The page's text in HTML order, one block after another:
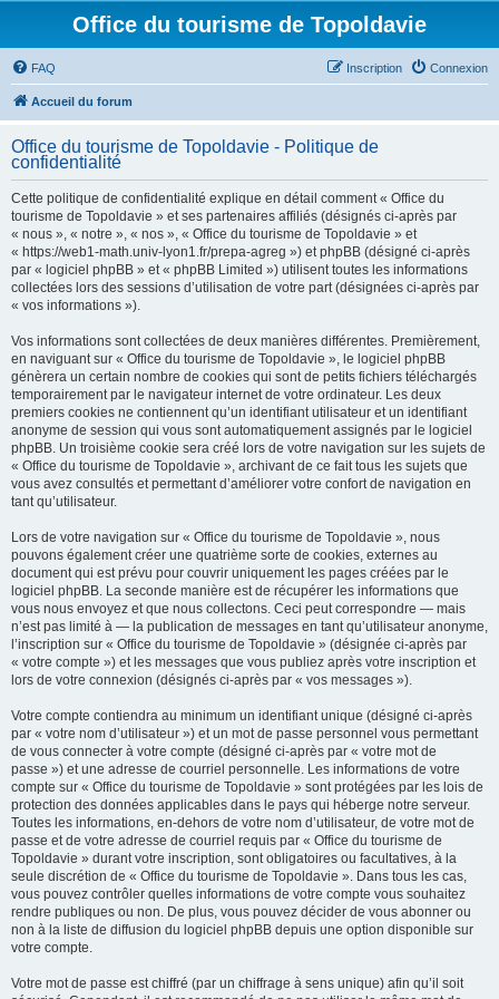
Office du tourisme de Topoldavie
FAQ Connexion
Inscription
Accueil du forum
Office du tourisme de Topoldavie - Politique de
confidentialité
Cette politique de confidentialité explique en détail comment « Office du
tourisme de Topoldavie » et ses partenaires affiliés (désignés ci-après par
« nous », « notre », « nos », « Office du tourisme de Topoldavie » et
« https://web1-math.univ-lyon1.fr/prepa-agreg ») et phpBB (désigné ci-après
par « logiciel phpBB » et « phpBB Limited ») utilisent toutes les informations
collectées lors des sessions d’utilisation de votre part (désignées ci-après par
« vos informations »).
Vos informations sont collectées de deux manières différentes. Premièrement,
en naviguant sur « Office du tourisme de Topoldavie », le logiciel phpBB
génèrera un certain nombre de cookies qui sont de petits fichiers téléchargés
temporairement par le navigateur internet de votre ordinateur. Les deux
premiers cookies ne contiennent qu’un identifiant utilisateur et un identifiant
anonyme de session qui vous sont automatiquement assignés par le logiciel
phpBB. Un troisième cookie sera créé lors de votre navigation sur les sujets de
« Office du tourisme de Topoldavie », archivant de ce fait tous les sujets que
vous avez consultés et permettant d’améliorer votre confort de navigation en
tant qu’utilisateur.
Lors de votre navigation sur « Office du tourisme de Topoldavie », nous
pouvons également créer une quatrième sorte de cookies, externes au
document qui est prévu pour couvrir uniquement les pages créées par le
logiciel phpBB. La seconde manière est de récupérer les informations que
vous nous envoyez et que nous collectons. Ceci peut correspondre — mais
n’est pas limité à — la publication de messages en tant qu’utilisateur anonyme,
l’inscription sur « Office du tourisme de Topoldavie » (désignée ci-après par
« votre compte ») et les messages que vous publiez après votre inscription et
lors de votre connexion (désignés ci-après par « vos messages »).
Votre compte contiendra au minimum un identifiant unique (désigné ci-après
par « votre nom d’utilisateur ») et un mot de passe personnel vous permettant
de vous connecter à votre compte (désigné ci-après par « votre mot de
passe ») et une adresse de courriel personnelle. Les informations de votre
compte sur « Office du tourisme de Topoldavie » sont protégées par les lois de
protection des données applicables dans le pays qui héberge notre serveur.
Toutes les informations, en-dehors de votre nom d’utilisateur, de votre mot de
passe et de votre adresse de courriel requis par « Office du tourisme de
Topoldavie » durant votre inscription, sont obligatoires ou facultatives, à la
seule discrétion de « Office du tourisme de Topoldavie ». Dans tous les cas,
vous pouvez contrôler quelles informations de votre compte vous souhaitez
rendre publiques ou non. De plus, vous pouvez décider de vous abonner ou
non à la liste de diffusion du logiciel phpBB depuis une option disponible sur
votre compte.
Votre mot de passe est chiffré (par un chiffrage à sens unique) afin qu’il soit